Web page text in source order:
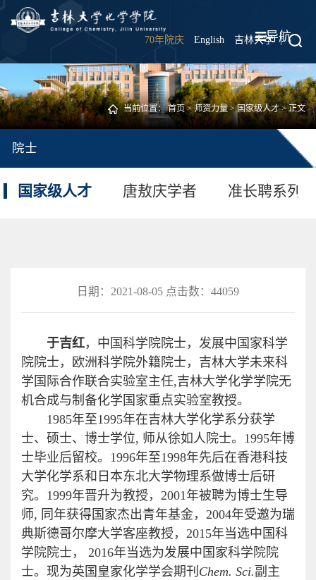
70年院庆 English 吉林大学 |
导航
当前位置：首页>师资力量>国家级人才> 正文
院士
国家级人才 唐敖庆学者 准长聘系列
日期：2021-08-05 点击数： 44059
于吉红，中国科学院院士，发展中国家科学
院院士，欧洲科学院外籍院士，吉林大学未来科
学国际合作联合实验室主任,吉林大学化学学院无
机合成与制备化学国家重点实验室教授。
1985年至1995年在吉林大学化学系分获学
士、硕士、博士学位, 师从徐如人院士。1995年博
士毕业后留校。1996年至1998年先后在香港科技
大学化学系和日本东北大学物理系做博士后研
究。1999年晋升为教授，2001年被聘为博士生导
师, 同年获得国家杰出青年基金，2004年受邀为瑞
典斯德哥尔摩大学客座教授，2015年当选中国科
学院院士， 2016年当选为发展中国家科学院院
士。现为英国皇家化学学会期刊 Chem. Sci.副主